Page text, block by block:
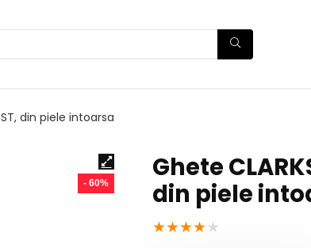
ST, din piele intoarsa
- 60%
Ghete
din piele
★★★★★